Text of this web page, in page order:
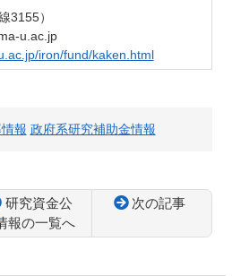
3155）
u.ac.jp
iron/fund/kaken.html
報 政府系研究補助金情報
研究資金公
報の一覧へ
次の記事